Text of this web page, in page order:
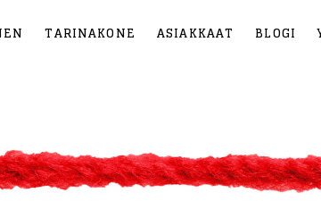
TARINAKONE ASIAKKAAT BLOGI